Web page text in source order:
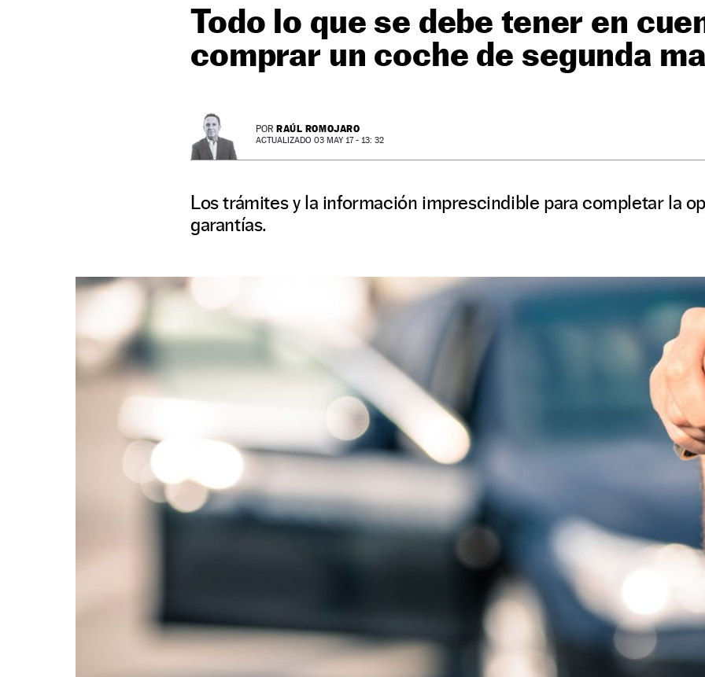
Todo lo que se debe tener en
comprar un coche de segunda
POR RAÚL ROMOJARO
ACTUALIZADO 03 MAY 17 - 13: 32
Los trámites y la información imprescindible para completar la
garantías.